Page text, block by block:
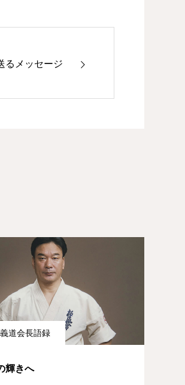
るメッセージ
道会長語録
輝きへ